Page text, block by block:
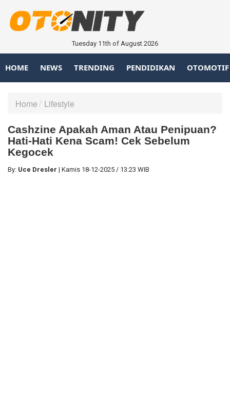
Tuesday 11th of August 2026
HOME NEWS TRENDING PENDIDIKAN OTOMOTIF
Home Lifestyle
Cashzine Apakah Aman Atau Penipuan?
Hati-Hati Kena Scam! Cek Sebelum
Kegocek
By: Uce Dresler | Kamis 18-12-2025 / 13:23 WIB